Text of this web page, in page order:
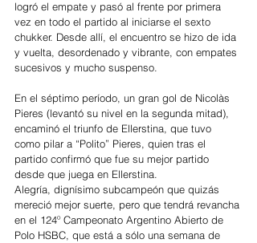
logró el empate y pasó al frente por primera
vez en todo el partido al iniciarse el sexto
chukker. Desde allí, el encuentro se hizo de ida
y vuelta, desordenado y vibrante, con empates
sucesivos y mucho suspenso.
En el séptimo período, un gran gol de Nicolàs
Pieres (levantó su nivel en la segunda mitad),
encaminó el triunfo de Ellerstina, que tuvo
como pilar a “Polito” Pieres, quien tras el
partido confirmó que fue su mejor partido
desde que juega en Ellerstina.
Alegría, dignísimo subcampeón que quizás
mereció mejor suerte, pero que tendrá revancha
en el 124º Campeonato Argentino Abierto de
Polo HSBC, que está a sólo una semana de